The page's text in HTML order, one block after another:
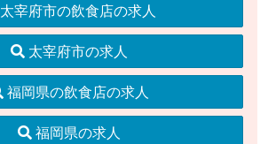
太宰府市の飲食店の求人
太宰府市の求人
福岡県の飲食店の求人
福岡県の求人